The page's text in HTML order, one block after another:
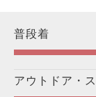
普段着
アウトドア・